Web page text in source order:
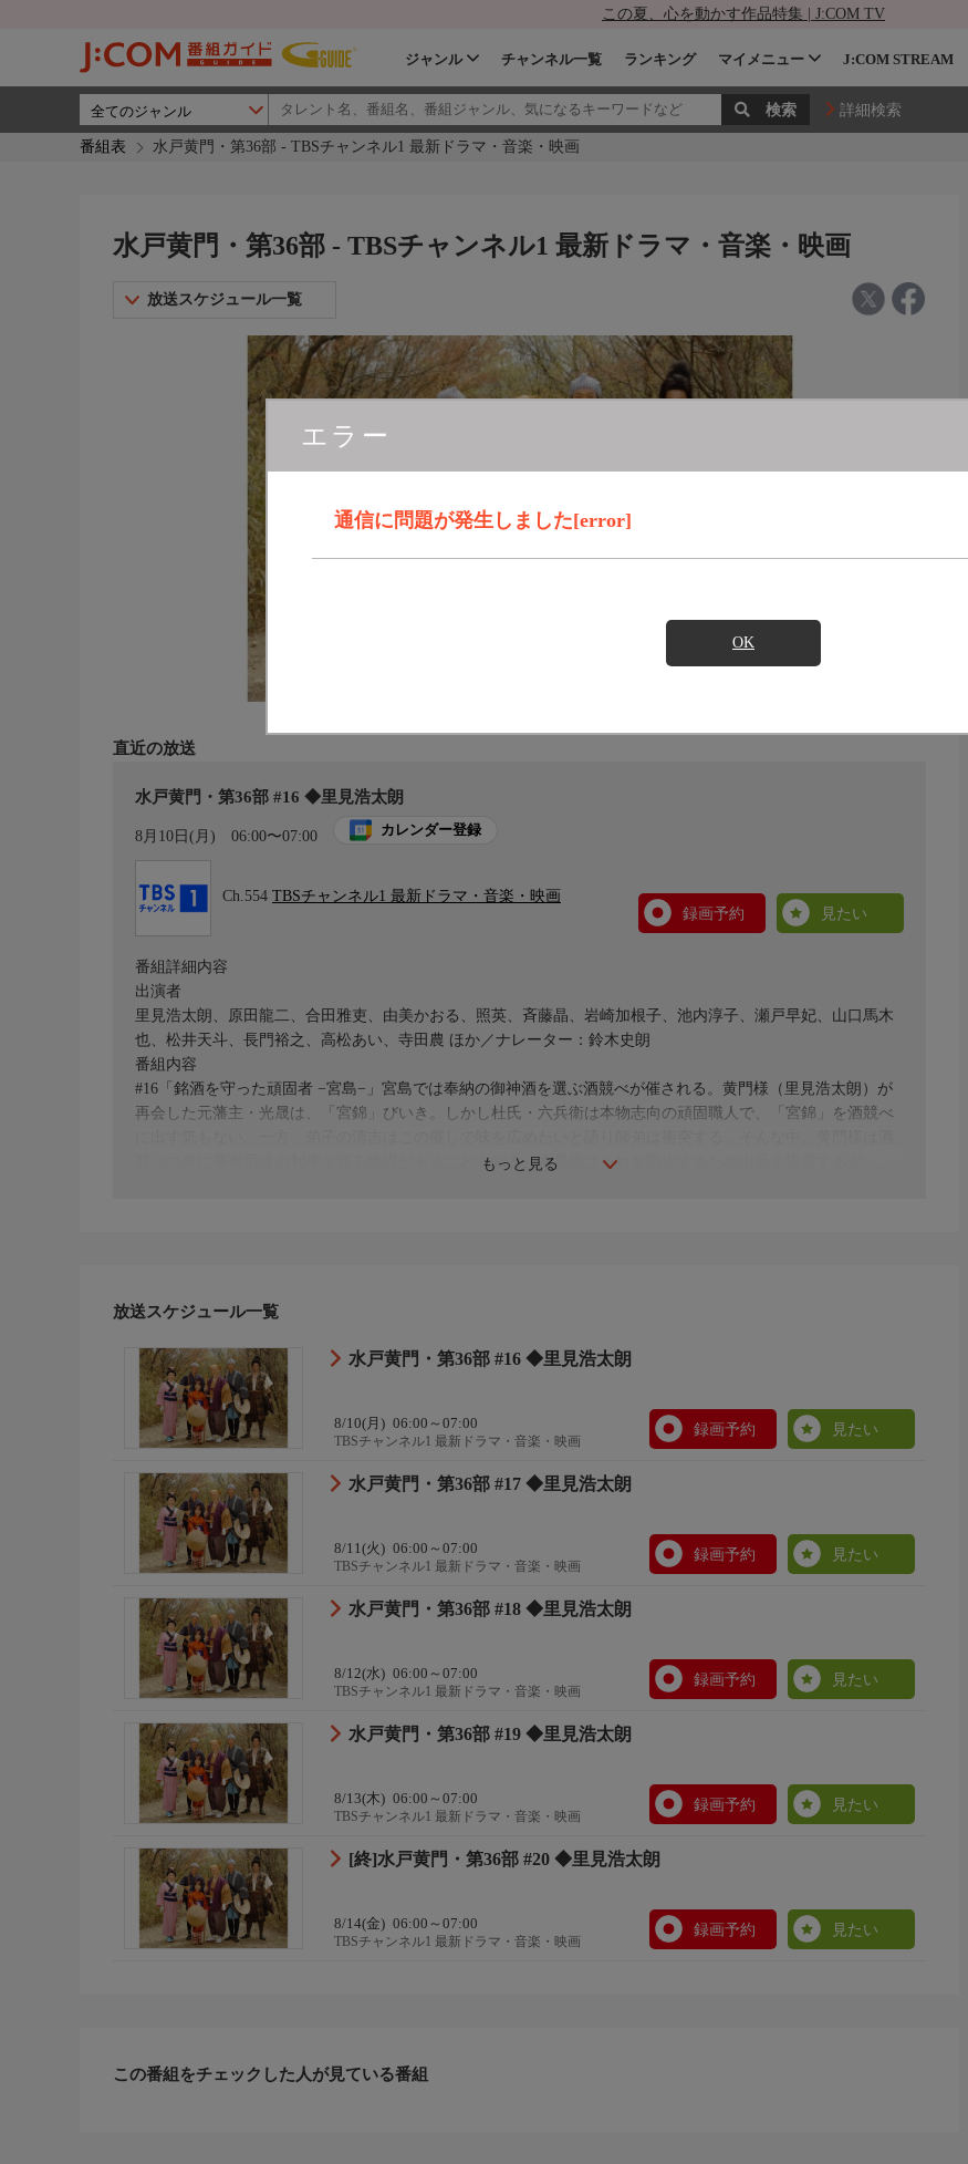
この夏、心を動かす作品特集 | J:COM TV
ジャンル チャンネル一覧 ランキング マイメニュー J:COM STREAM
詳細検索
番組表 水戸黄門・第36部 - TBSチャンネル1 最新ドラマ・音楽・映画
エラー
通信に問題が発生しました[error]
OK
水戸黄門・第36部 - TBSチャンネル1 最新ドラマ・音楽・映画
放送スケジュール一覧
直近の放送
水戸黄門・第36部 #16 ◆里見浩太朗
8月10日(月) 06:00〜07:00 カレンダー登録
Ch.554 TBSチャンネル1 最新ドラマ・音楽・映画
録画予約
見たい
もっと見る
番組詳細内容
出演者
里見浩太朗、原田龍二、合田雅吏、由美かおる、照英、斉藤晶、岩崎加根子、池内淳子、瀬戸早妃、山口馬木
也、松井天斗、長門裕之、高松あい、寺田農 ほか／ナレーター：鈴木史朗
番組内容
#16「銘酒を守った頑固者 −宮島−」宮島では奉納の御神酒を選ぶ酒競べが催される。黄門様（里見浩太朗）が
再会した元藩主・光晟は、「宮錦」びいき。しかし杜氏・六兵衛は本物志向の頑固職人で、「宮錦」を酒競べ
競べの裏に藩御用達の利権を巡る陰謀があることを知る。六兵衛はそれを阻止するため出品を決意するが…。
中尾幸男、藤田知久、樋口祐三、進藤盛延
井上泰治
放送スケジュール一覧
水戸黄門・第36部 #16 ◆里見浩太朗
8/10(月) 06:00～07:00
TBSチャンネル1 最新ドラマ・音楽・映画
録画予約 見たい
水戸黄門・第36部 #17 ◆里見浩太朗
8/11(火) 06:00～07:00
TBSチャンネル1 最新ドラマ・音楽・映画
録画予約 見たい
水戸黄門・第36部 #18 ◆里見浩太朗
8/12(水) 06:00～07:00
TBSチャンネル1 最新ドラマ・音楽・映画
録画予約 見たい
水戸黄門・第36部 #19 ◆里見浩太朗
8/13(木) 06:00～07:00
TBSチャンネル1 最新ドラマ・音楽・映画
録画予約 見たい
[終]水戸黄門・第36部 #20 ◆里見浩太朗
8/14(金) 06:00～07:00
TBSチャンネル1 最新ドラマ・音楽・映画
録画予約 見たい
この番組をチェックした人が見ている番組